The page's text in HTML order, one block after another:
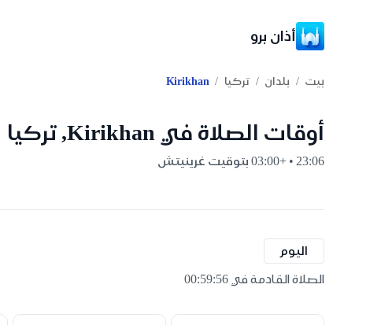
أذان برو
بيت / بلدان / تركيا /
Kirikhan
أوقات الصلاة في Kirikhan, تركيا
23:06 • +03:00 بتوقيت غرينيتش
اليوم
الصلاة القادمة في 00:59:55